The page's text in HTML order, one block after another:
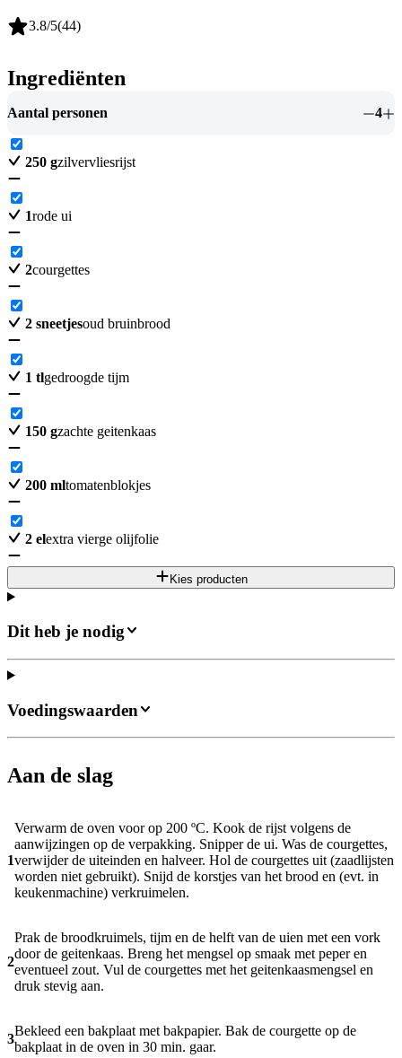
3.8/5(44)
Ingrediënten
Aantal personen 4
250 gzilvervliesrijst
1rode ui
2courgettes
2 sneetjesoud bruinbrood
1 tlgedroogde tijm
150 gzachte geitenkaas
200 mltomatenblokjes
2 elextra vierge olijfolie
Kies producten
Dit heb je nodig
Aan de slag
1
Verwarm de oven voor op 200 ºC. Kook de rijst volgens de
aanwijzingen op de verpakking. Snipper de ui. Was de courgettes,
verwijder de uiteinden en halveer. Hol de courgettes uit (zaadlijsten
worden niet gebruikt). Snijd de korstjes van het brood en (evt. in
keukenmachine) verkruimelen.
2
Prak de broodkruimels, tijm en de helft van de uien met een vork
door de geitenkaas. Breng het mengsel op smaak met peper en
eventueel zout. Vul de courgettes met het geitenkaasmengsel en
druk stevig aan.
3
Bekleed een bakplaat met bakpapier. Bak de courgette op de
bakplaat in de oven in 30 min. gaar.
Voedingswaarden